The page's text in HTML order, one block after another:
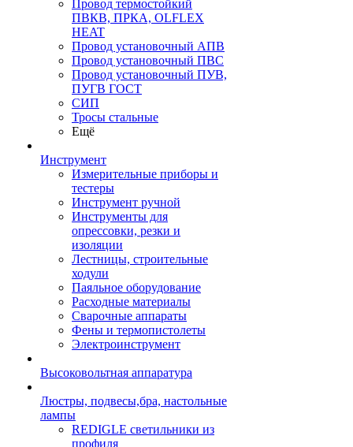
Провод термостойкий
ПВКВ, ПРКА, OLFLEX
HEAT
Провод установочный АПВ
Провод установочный ПВС
Провод установочный ПУВ,
ПУГВ ГОСТ
СИП
Тросы стальные
Ещё
Инструмент
Измерительные приборы и
тестеры
Инструмент ручной
Инструменты для
опрессовки, резки и
изоляции
Лестницы, строительные
ходули
Паяльное оборудование
Расходные материалы
Сварочные аппараты
Фены и термопистолеты
Электроинструмент
Высоковольтная аппаратура
Люстры, подвесы,бра, настольные
лампы
REDIGLE светильники из
профиля